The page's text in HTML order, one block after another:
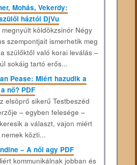
Mohás, Vekerdy:
háztól DjVu
köldökzsinór Négy
szempontjait ismerhetik meg
szülőktől való korai leválás –
sokáig tartó erős...
Pease: Miért hazudik a
nő? PDF
elsöprő sikerű Testbeszéd
– egyben felesége –
a választ, vajon miért
közti...
– A női agy PDF
kommunikálnak jobban és